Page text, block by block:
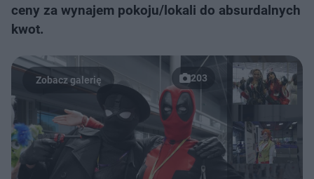
ceny za wynajem pokoju/lokali do absurdalnych
kwot.
203